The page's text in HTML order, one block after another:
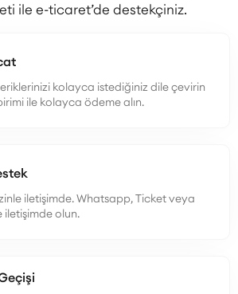
ile e-ticaret’de destekçiniz.
kolayca istediğiniz dile çevirin
ile kolayca ödeme alın.
iletişimde. Whatsapp, Ticket veya
iletişimde olun.